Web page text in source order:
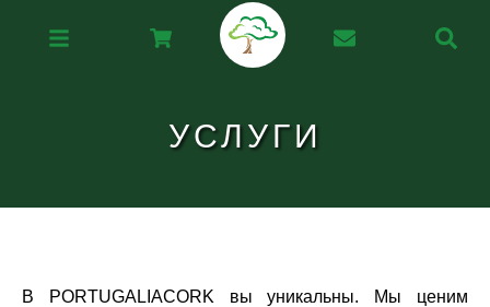
УСЛУГИ
В PORTUGALIACORK вы уникальны. Мы ценим